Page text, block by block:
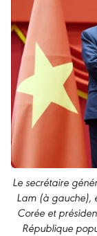
Le secrétaire
Lam (à gauche),
Corée et
République